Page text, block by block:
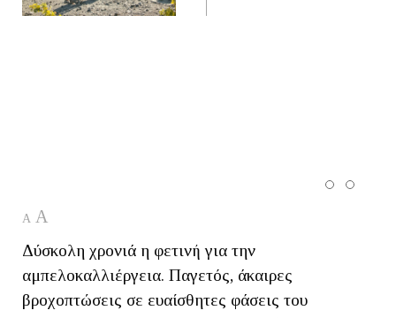
A A
Δύσκολη χρονιά η φετινή για την
αμπελοκαλλιέργεια. Παγετός, άκαιρες
βροχοπτώσεις σε ευαίσθητες φάσεις του